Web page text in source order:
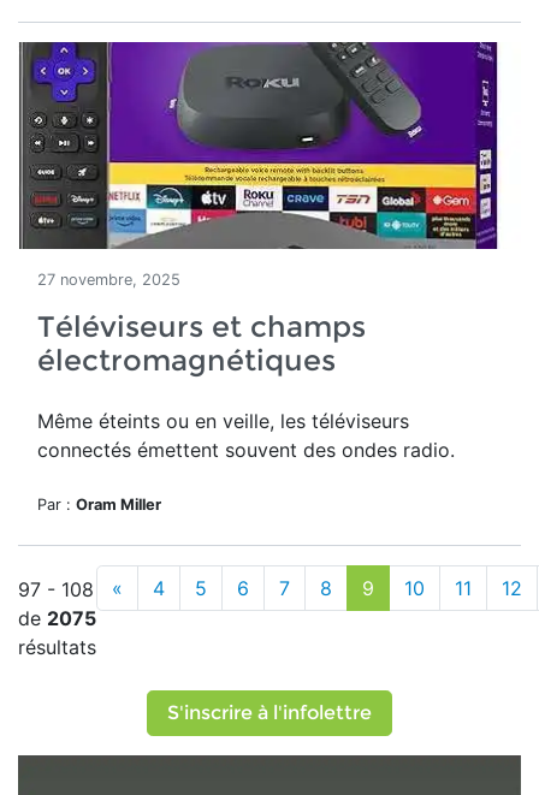
27 novembre, 2025
Téléviseurs et champs
électromagnétiques
Même éteints ou en veille, les téléviseurs
connectés émettent souvent des ondes radio.
Par : Oram Miller
97 - 108
de 2075
résultats
« 4 5 6 7 8 9 10 11 12
S'inscrire à l'infolettre